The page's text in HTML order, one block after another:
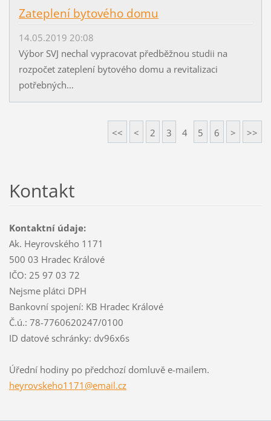
Zateplení bytového domu
14.05.2019 20:08
Výbor SVJ nechal vypracovat předběžnou studii na
rozpočet zateplení bytového domu a revitalizaci
potřebných...
<< < 2 3 4 5 6 > >>
Kontakt
Kontaktní údaje:
Ak. Heyrovského 1171
500 03 Hradec Králové
IČO: 25 97 03 72
Nejsme plátci DPH
Bankovní spojení: KB Hradec Králové
Č.ú.: 78-7760620247/0100
ID datové schránky: dv96x6s
Úřední hodiny po předchozí domluvě e-mailem.
heyrovskeho1171@email.cz